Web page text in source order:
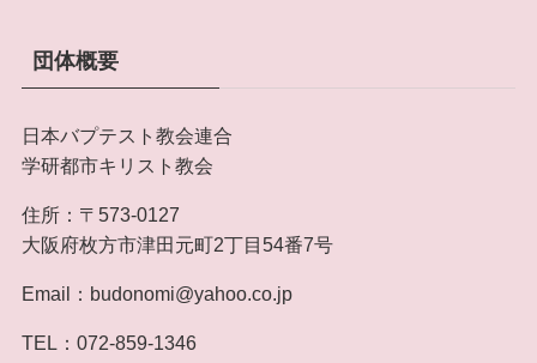
団体概要
日本バプテスト教会連合
学研都市キリスト教会
住所： 〒573-0127
大阪府枚方市津田元町2丁目54番7号
Email： budonomi@yahoo.co.jp
TEL： 072-859-1346